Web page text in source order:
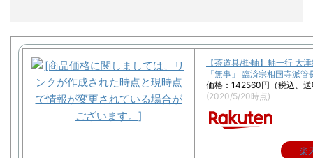
【茶道具/掛軸】軸一行 大
「無事」 臨済宗相国寺派
価格：142560円（税込、
(2020/5/20時点)
楽